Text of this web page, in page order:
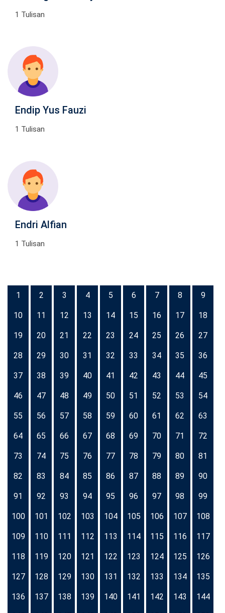
1 Tulisan
Endip Yus Fauzi
1 Tulisan
Endri Alfian
1 Tulisan
1 2 3 4 5 6 7 8 9
10 11 12 13 14 15 16 17 18
19 20 21 22 23 24 25 26 27
28 29 30 31 32 33 34 35 36
37 38 39 40 41 42 43 44 45
46 47 48 49 50 51 52 53 54
55 56 57 58 59 60 61 62 63
64 65 66 67 68 69 70 71 72
73 74 75 76 77 78 79 80 81
82 83 84 85 86 87 88 89 90
91 92 93 94 95 96 97 98 99
100 101 102 103 104 105 106 107 108
109 110 111 112 113 114 115 116 117
118 119 120 121 122 123 124 125 126
127 128 129 130 131 132 133 134 135
136 137 138 139 140 141 142 143 144